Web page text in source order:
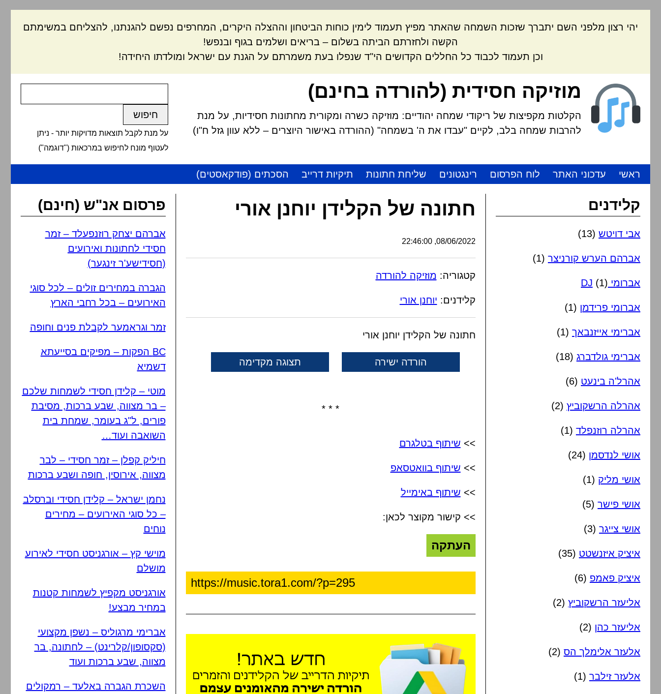
יהי רצון מלפני השם יתברך שזכות השמחה שהאתר מפיץ תעמוד לימין כוחות הביטחון וההצלה היקרים, המחרפים נפשם להגנתנו, להצליחם במשימתם
הקשה ולחזרתם הביתה בשלום – בריאים ושלמים בגוף ובנפש!
וכן תעמוד לכבוד כל החללים הקדושים הי"ד שנפלו בעת משמרתם על הגנת עם ישראל ומולדתו היחידה!
מוזיקה חסידית (להורדה בחינם)
הקלטות מקפיצות של ריקודי שמחה יהודיים: מוזיקה כשרה ומקורית מחתונות חסידיות, על מנת
להרבות שמחה בלב, לקיים "עבדו את ה' בשמחה" (ההורדה באישור היוצרים – ללא עוון גזל ח"ו)
על מנת לקבל תוצאות מדויקות יותר - ניתן
לעטוף מונח לחיפוש במרכאות ("דוגמה")
ראשי עדכוני האתר לוח הפרסום רינגטונים שליחת חתונות תיקיות דרייב הסכתים (פודקאסטים)
חתונה של הקלידן יוחנן אורי
08/06/2022, 22:46:00
קטגוריה: מוזיקה להורדה
קלידנים: יוחנן אורי
חתונה של הקלידן יוחנן אורי
הורדה ישירה תצוגה מקדימה
* * *
>> שיתוף בטלגרם
>> שיתוף בוואטסאפ
>> שיתוף באימייל
>> קישור מקוצר לכאן:
העתקה
קלידנים
אבי דויטש (13)
אברהם הערש קורניצר (1)
אברומי DJ (1)
אברומי פרידמן (1)
אברימי אייזנבאך (1)
אברימי גולדברג (18)
אהרל'ה בינעט (6)
אהרלה הרשקוביץ (2)
אהרלה רוזנפלד (1)
אושי לנדסמן (24)
אושי מליק (1)
אושי פישר (5)
אושי צייגר (3)
איציק איזנשטט (35)
איציק פאמפ (6)
אליעזר הרשקוביץ (2)
אליעזר כהן (2)
אלעזר אלימלך הס (2)
אלעזר זילבר (1)
פרסום אנ"ש (חינם)
אברהם יצחק רוזנפעלד – זמר
חסידי לחתונות ואירועים
(חסידישע'ר זינגער)
הגברה במחירים זולים – לכל סוגי
האירועים – בכל רחבי הארץ
זמר וגראמער לקבלת פנים וחופה
BC הפקות – מפיקים בסייעתא
דשמיא
מוטי – קלידן חסידי לשמחות שלכם
– בר מצווה, שבע ברכות, מסיבת
פורים, ל"ג בעומר, שמחת בית
השואבה ועוד…
חיליק קפלן – זמר חסידי – לבר
מצווה, אירוסין, חופה ושבע ברכות
נחמן ישראל – קלידן חסידי וברסלב
– כל סוגי האירועים – מחירים
נוחים
מוישי קץ – אורגניסט חסידי לאירוע
מושלם
אורגניסט מקפיץ לשמחות קטנות
במחיר מבצע!
אברימי מרגוליס – נשפן מקצועי
(סקסופון/קלרינט) – לחתונה, בר
מצווה, שבע ברכות ועוד
השכרת הגברה באלעד – רמקולים